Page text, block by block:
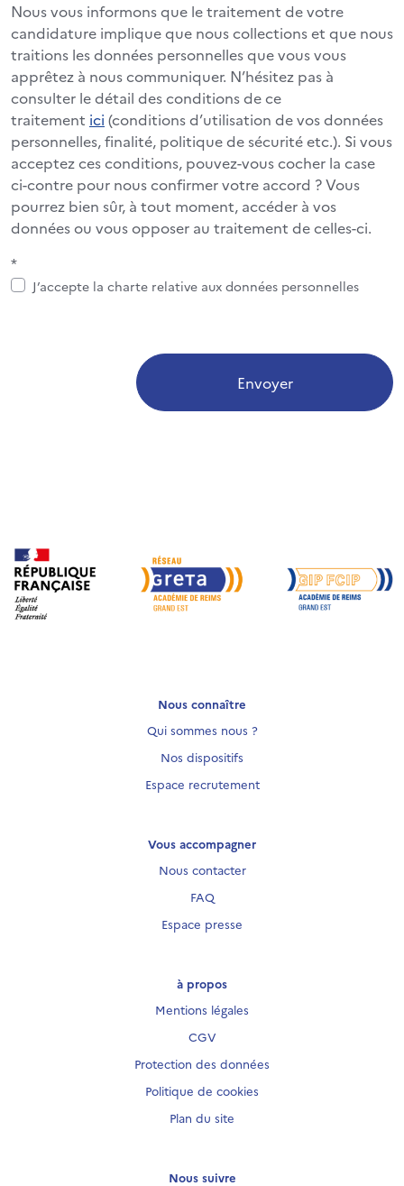
Nous vous informons que le traitement de votre
candidature implique que nous collections et que nous
traitions les données personnelles que vous vous
apprêtez à nous communiquer. N’hésitez pas à
consulter le détail des conditions de ce
traitement ici (conditions d’utilisation de vos données
personnelles, finalité, politique de sécurité etc.). Si vous
acceptez ces conditions, pouvez-vous cocher la case
ci-contre pour nous confirmer votre accord ? Vous
pourrez bien sûr, à tout moment, accéder à vos
données ou vous opposer au traitement de celles-ci.
*
J’accepte la charte relative aux données personnelles
Envoyer
Nous connaître
Qui sommes nous ?
Nos dispositifs
Espace recrutement
Vous accompagner
Nous contacter
FAQ
Espace presse
à propos
Mentions légales
CGV
Protection des données
Politique de cookies
Plan du site
Nous suivre